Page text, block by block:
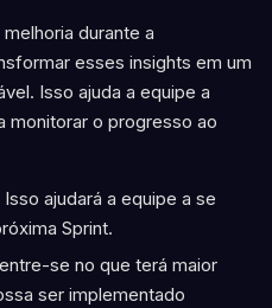
durante a
esses insights em um
Isso ajuda a equipe a
monitorar o progresso ao
Isso ajudará a equipe a se
Sprint.
se no que terá maior
ser implementado